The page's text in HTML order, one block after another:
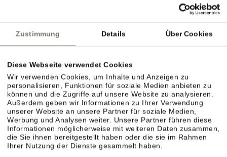
Zustimmung Details Über Cookies
Diese Webseite verwendet Cookies
Wir verwenden Cookies, um Inhalte und Anzeigen zu
personalisieren, Funktionen für soziale Medien anbieten zu
können und die Zugriffe auf unsere Website zu analysieren.
Außerdem geben wir Informationen zu Ihrer Verwendung
unserer Website an unsere Partner für soziale Medien,
Werbung und Analysen weiter. Unsere Partner führen diese
Informationen möglicherweise mit weiteren Daten zusammen,
die Sie ihnen bereitgestellt haben oder die sie im Rahmen
Ihrer Nutzung der Dienste gesammelt haben.
ÖBB
Südtirol Transfer
Flughafen Bozen
Flughafen Innsbruck
Flughafen Verona Villafranca